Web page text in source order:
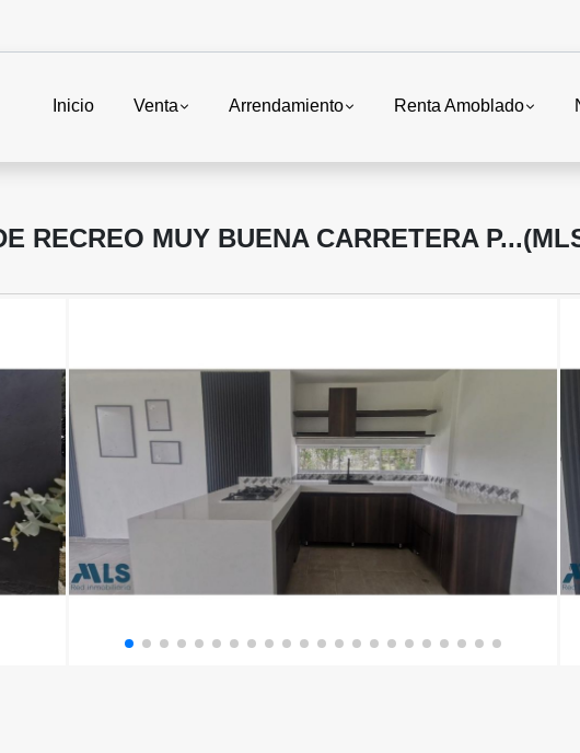
Inicio Venta Arrendamiento Renta Amoblado
RECREO MUY BUENA CARRETERA